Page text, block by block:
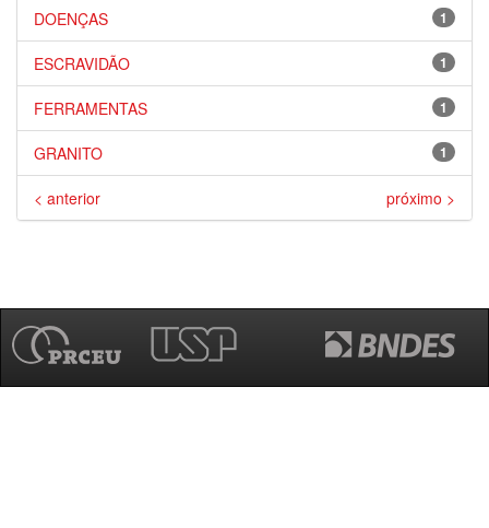
1
DOENÇAS
1
ESCRAVIDÃO
1
FERRAMENTAS
1
GRANITO
< anterior próximo >